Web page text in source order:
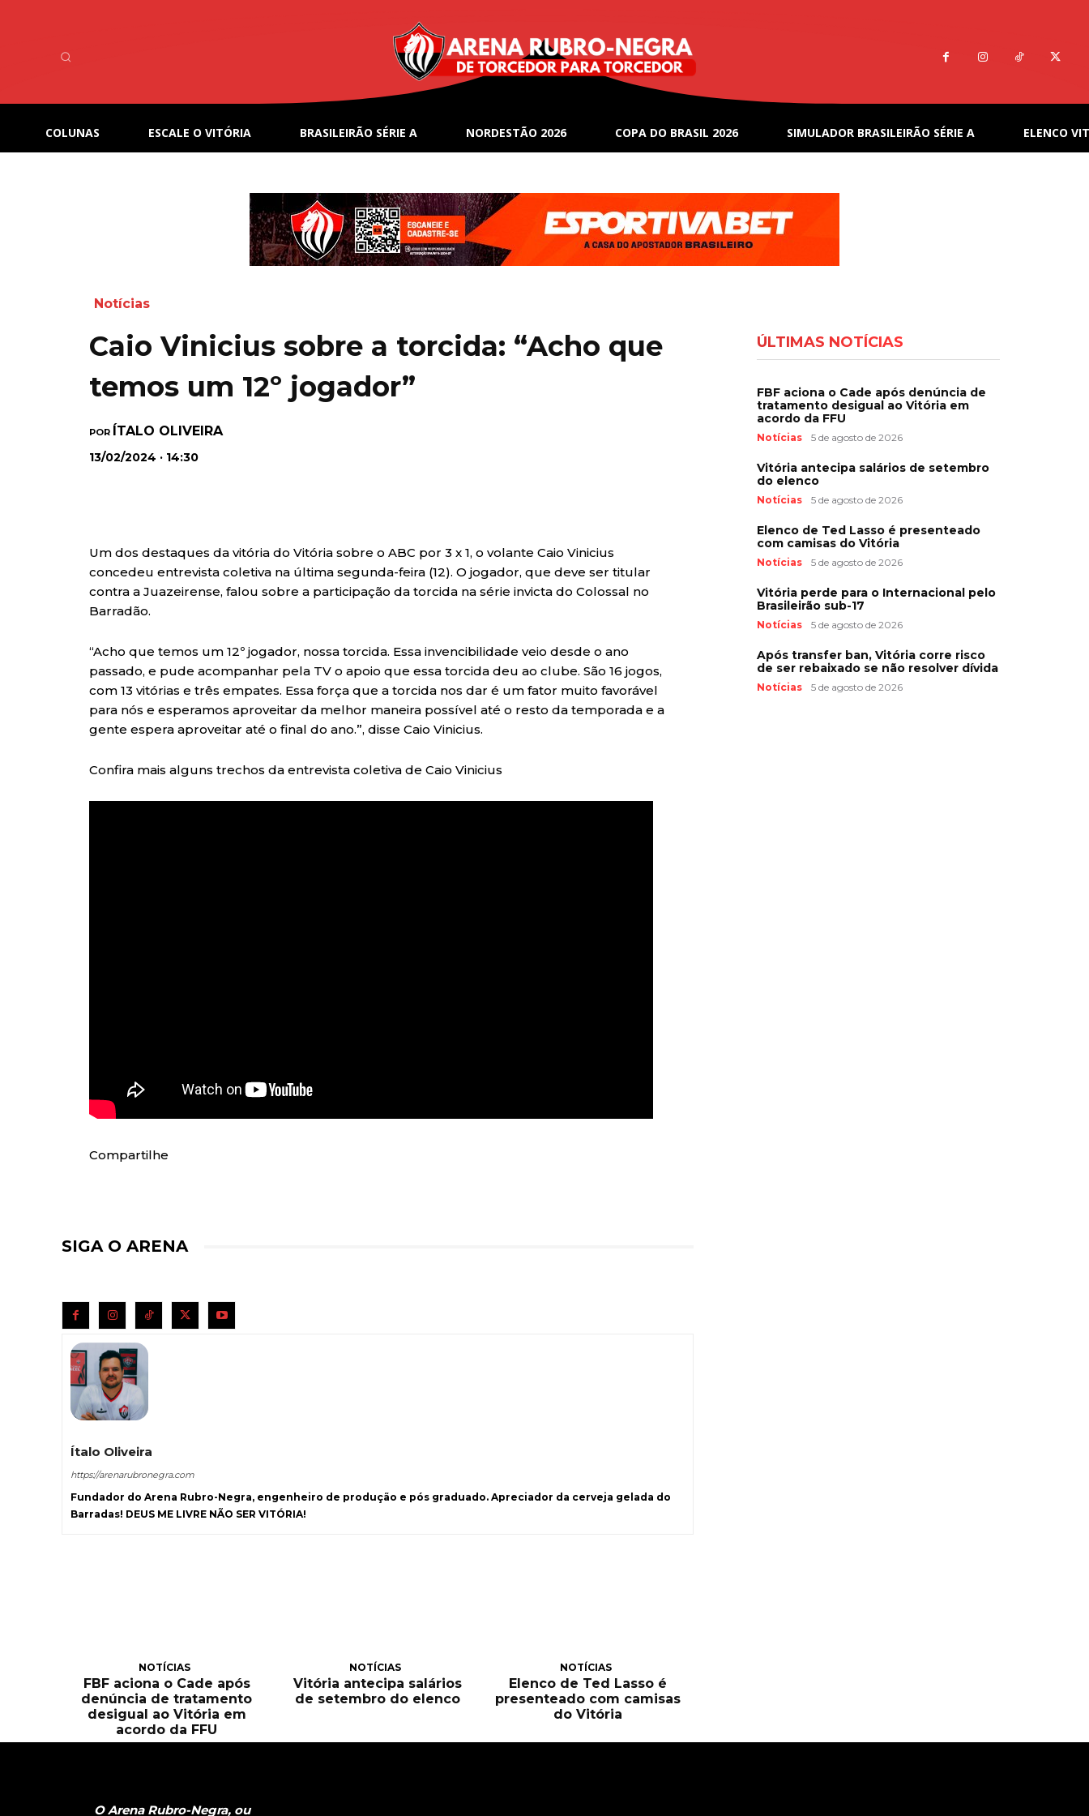
COLUNAS ESCALE O VITÓRIA BRASILEIRÃO SÉRIE A NORDESTÃO 2026 COPA DO BRASIL 2026 SIMULADOR BRASILEIRÃO SÉRIE A ELENCO
Notícias
Caio Vinicius sobre a torcida: “Acho que
temos um 12º jogador”
POR ÍTALO OLIVEIRA
13/02/2024 · 14:30
Um dos destaques da vitória do Vitória sobre o ABC por 3 x 1, o volante Caio Vinicius
concedeu entrevista coletiva na última segunda-feira (12). O jogador, que deve ser titular
contra a Juazeirense, falou sobre a participação da torcida na série invicta do Colossal no
Barradão.
“Acho que temos um 12º jogador, nossa torcida. Essa invencibilidade veio desde o ano
passado, e pude acompanhar pela TV o apoio que essa torcida deu ao clube. São 16 jogos,
com 13 vitórias e três empates. Essa força que a torcida nos dar é um fator muito favorável
para nós e esperamos aproveitar da melhor maneira possível até o resto da temporada e a
gente espera aproveitar até o final do ano.”, disse Caio Vinicius.
Confira mais alguns trechos da entrevista coletiva de Caio Vinicius
Compartilhe
SIGA O ARENA
Ítalo Oliveira
https://arenarubronegra.com
Fundador do Arena Rubro-Negra, engenheiro de produção e pós graduado. Apreciador da cerveja gelada do
Barradas! DEUS ME LIVRE NÃO SER VITÓRIA!
NOTÍCIAS
FBF aciona o Cade após
denúncia de tratamento
desigual ao Vitória em
acordo da FFU
NOTÍCIAS
Vitória antecipa salários
de setembro do elenco
NOTÍCIAS
Elenco de Ted Lasso é
presenteado com camisas
do Vitória
ÚLTIMAS NOTÍCIAS
FBF aciona o Cade após denúncia de
tratamento desigual ao Vitória em
acordo da FFU
Notícias 5 de agosto de 2026
Vitória antecipa salários de setembro
do elenco
Notícias 5 de agosto de 2026
Elenco de Ted Lasso é presenteado
com camisas do Vitória
Notícias 5 de agosto de 2026
Vitória perde para o Internacional pelo
Brasileirão sub-17
Notícias 5 de agosto de 2026
Após transfer ban, Vitória corre risco
de ser rebaixado se não resolver dívida
Notícias 5 de agosto de 2026
O Arena Rubro-Negra, ou